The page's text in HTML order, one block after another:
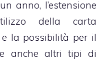
anno, l’estensione
della carta
la possibilità per il
anche altri tipi di